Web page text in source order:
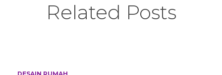
Related Posts